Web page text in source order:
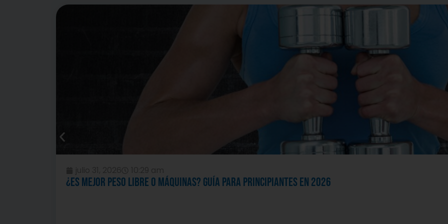
¿Es mejor peso libre o máquinas? Guía para principiantes en 2026